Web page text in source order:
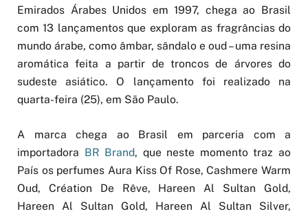
Emirados Árabes Unidos em 1997, chega ao Brasil
com 13 lançamentos que exploram as fragrâncias do
mundo árabe, como âmbar, sândalo e oud – uma resina
aromática feita a partir de troncos de árvores do
sudeste asiático. O lançamento foi realizado na
quarta-feira (25), em São Paulo.
A marca chega ao Brasil em parceria com a
importadora BR Brand, que neste momento traz ao
País os perfumes Aura Kiss Of Rose, Cashmere Warm
Oud, Création De Rêve, Hareen Al Sultan Gold,
Hareen Al Sultan Gold, Hareen Al Sultan Silver,